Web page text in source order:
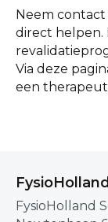
Neem
direct helpen.
Via deze
een
FysioHolland